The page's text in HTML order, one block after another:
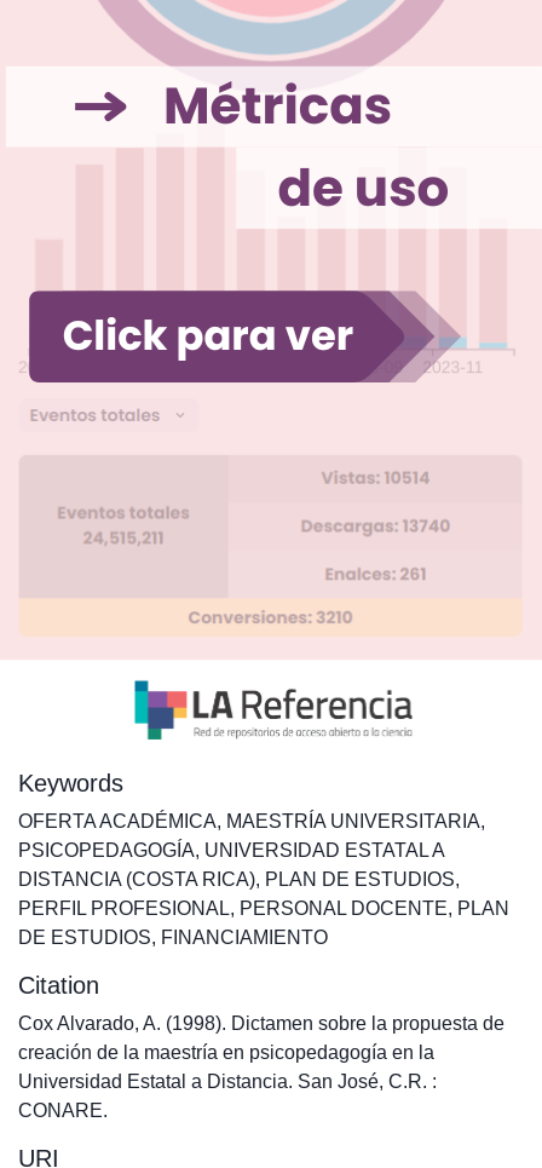
Keywords
OFERTA ACADÉMICA, MAESTRÍA UNIVERSITARIA,
PSICOPEDAGOGÍA, UNIVERSIDAD ESTATAL A
DISTANCIA (COSTA RICA), PLAN DE ESTUDIOS,
PERFIL PROFESIONAL, PERSONAL DOCENTE, PLAN
DE ESTUDIOS, FINANCIAMIENTO
Citation
Cox Alvarado, A. (1998). Dictamen sobre la propuesta de
creación de la maestría en psicopedagogía en la
Universidad Estatal a Distancia. San José, C.R. :
CONARE.
URI